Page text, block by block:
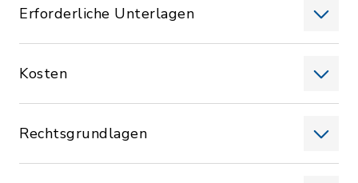
Erforderliche Unterlagen
Kosten
Rechtsgrundlagen